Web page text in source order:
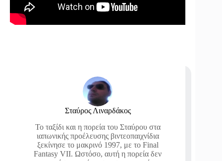
Σταύρος Λιναρδάκος
Το ταξίδι και η πορεία του Σταύρου στα
ιαπωνικής προέλευσης βιντεοπαιχνίδια
ξεκίνησε το μακρινό 1997, με το Final
Fantasy VII. Ωστόσο, αυτή η πορεία δεν